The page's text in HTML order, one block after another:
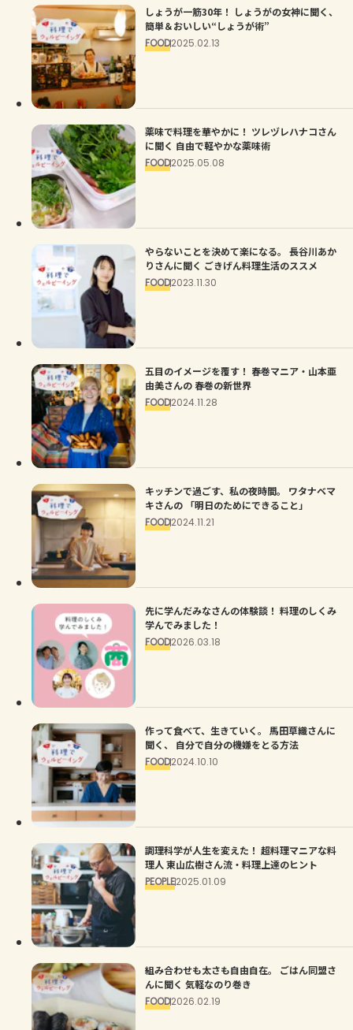
しょうが一筋30年！ しょうがの女神に聞く、
簡単＆おいしい“しょうが術”
FOOD2025.02.13
薬味で料理を華やかに！ ツレヅレハナコさん
に聞く 自由で軽やかな薬味術
FOOD2025.05.08
やらないことを決めて楽になる。 長谷川あか
りさんに聞く ごきげん料理生活のススメ
FOOD2023.11.30
五目のイメージを覆す！ 春巻マニア・山本亜
由美さんの 春巻の新世界
FOOD2024.11.28
キッチンで過ごす、私の夜時間。 ワタナベマ
キさんの 「明日のためにできること」
FOOD2024.11.21
先に学んだみなさんの体験談！ 料理のしくみ
学んでみました！
FOOD2026.03.18
作って食べて、生きていく。 馬田草織さんに
聞く、 自分で自分の機嫌をとる方法
FOOD2024.10.10
調理科学が人生を変えた！ 超料理マニアな料
理人 東山広樹さん流・料理上達のヒント
PEOPLE2025.01.09
組み合わせも太さも自由自在。 ごはん同盟さ
んに聞く 気軽なのり巻き
FOOD2026.02.19